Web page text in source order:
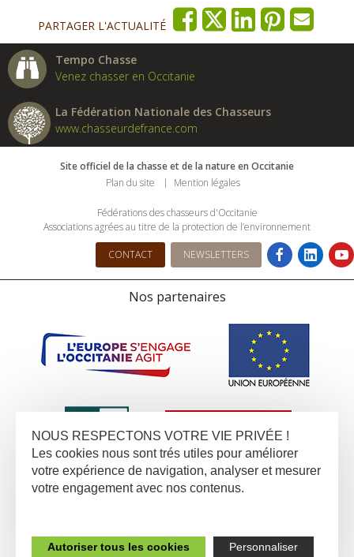
PARTAGER L'ACTUALITÉ
Tempo Chasse
Venez chasser en Occitanie
La Fédération Nationale des Chasseurs
www.chasseurdefrance.com
Site officiel de la chasse et de la nature en Occitanie
Plan du site
Mention légales
Fédérations des chasseurs d'Occitanie
Associations agrées au titre de la protection de l’environnement
CONTACT NEWSLETTERS
Nos partenaires
NOUS RESPECTONS VOTRE VIE PRIVÉE !
Les cookies nous sont trés utiles pour améliorer
votre expérience de navigation, analyser et mesurer
votre engagement avec nos contenus.
Autoriser tous les cookies Personnaliser